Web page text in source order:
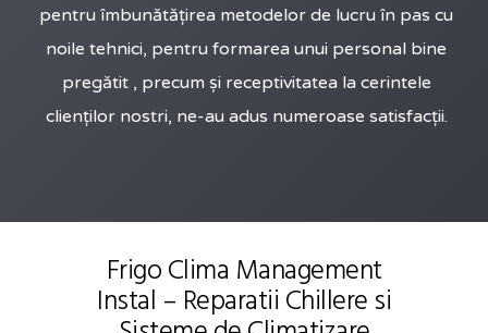
pentru îmbunătățirea metodelor de lucru în pas cu
noile tehnici, pentru formarea unui personal bine
pregătit , precum și receptivitatea la cerintele
clienților nostri, ne-au adus numeroase satisfacții.
Frigo Clima Management
Instal – Reparatii Chillere si